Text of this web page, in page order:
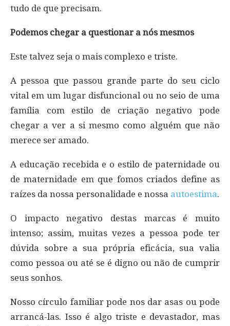
tudo de que precisam.
Podemos chegar a questionar a nós mesmos
Este talvez seja o mais complexo e triste.
A pessoa que passou grande parte do seu ciclo
vital em um lugar disfuncional ou no seio de uma
família com estilo de criação negativo pode
chegar a ver a si mesmo como alguém que não
merece ser amado.
A educação recebida e o estilo de paternidade ou
de maternidade em que fomos criados define as
raízes da nossa personalidade e nossa autoestima.
O impacto negativo destas marcas é muito
intenso; assim, muitas vezes a pessoa pode ter
dúvida sobre a sua própria eficácia, sua valia
como pessoa ou até se é digno ou não de cumprir
seus sonhos.
Nosso círculo familiar pode nos dar asas ou pode
arrancá-las. Isso é algo triste e devastador, mas